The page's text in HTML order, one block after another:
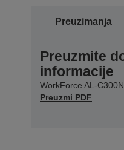
Preuzimanja
Preuzmite
informacije
WorkForce AL-
Preuzmi PDF